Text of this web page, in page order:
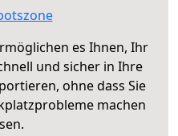
es Ihnen, Ihr
und sicher in Ihre
ohne dass Sie
machen